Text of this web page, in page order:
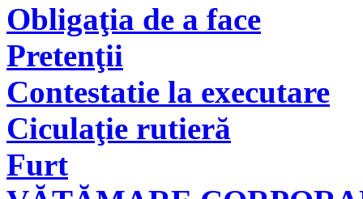
Obligaţia de a face
Pretenţii
Contestatie la executare
Ciculaţie rutieră
Furt